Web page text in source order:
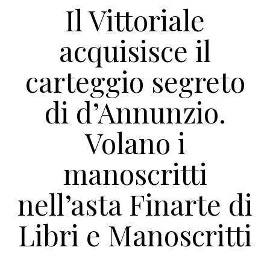
Il Vittoriale
acquisisce il
carteggio segreto
di d’Annunzio.
Volano i
manoscritti
nell’asta Finarte di
Libri e Manoscritti